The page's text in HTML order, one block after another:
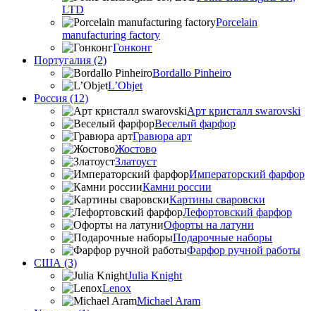
LTD
Porcelain
manufacturing factory
Гонконг
Португалия (2)
Bordallo Pinheiro
L’Objet
Россия (12)
Арт кристалл swarovski
Веселый фарфор
Гравюра арт
Жостово
Златоуст
Императорский фарфор
Камни россии
Картины сваровски
Лефортовский фарфор
Офорты на латуни
Подарочные наборы
Фарфор ручной работы
США (3)
Julia Knight
Lenox
Michael Aram